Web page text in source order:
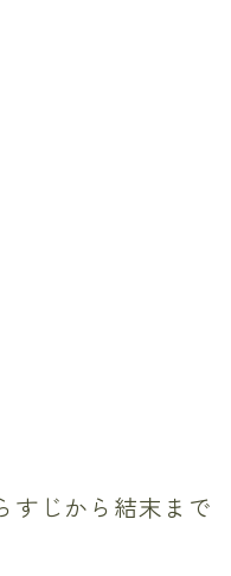
すじから結末まで